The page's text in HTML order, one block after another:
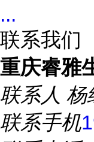
...
联系我们
重庆睿雅
联系人 杨
联系手机